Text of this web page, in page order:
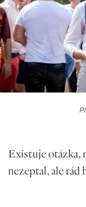
Existuje otázka,
nezeptal, ale rád